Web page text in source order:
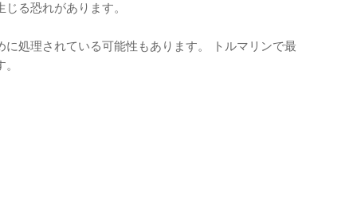
る恐れがあります。
処理されている可能性もあります。 トルマリンで最